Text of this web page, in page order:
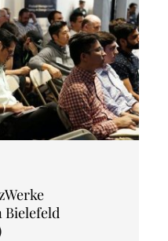
Bielefeld